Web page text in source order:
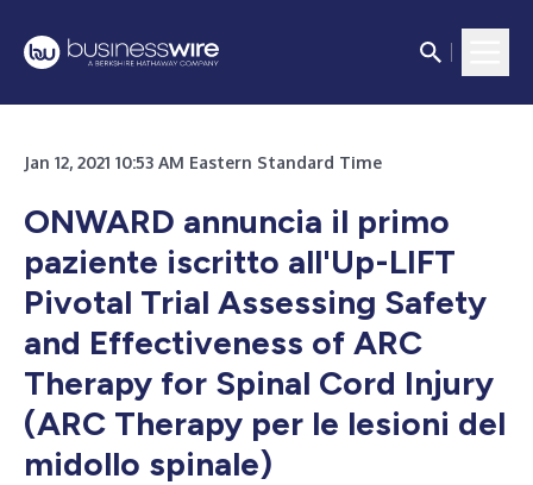
Jan 12, 2021 10:53 AM Eastern Standard Time
ONWARD annuncia il primo
paziente iscritto all'Up-LIFT
Pivotal Trial Assessing Safety
and Effectiveness of ARC
Therapy for Spinal Cord Injury
(ARC Therapy per le lesioni del
midollo spinale)